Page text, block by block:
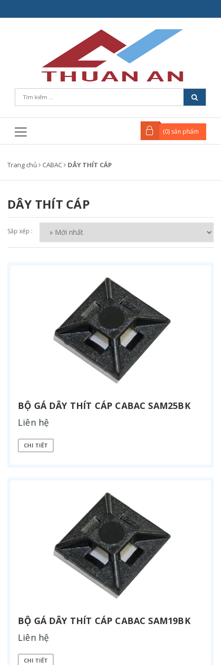
(0) sản phẩm
Trang chủ CABAC DÂY THÍT CÁP
DÂY THÍT CÁP
Sắp xếp :
BỘ GÁ DÂY THÍT CÁP CABAC SAM25BK
Liên hệ
CHI TIẾT
BỘ GÁ DÂY THÍT CÁP CABAC SAM19BK
Liên hệ
CHI TIẾT